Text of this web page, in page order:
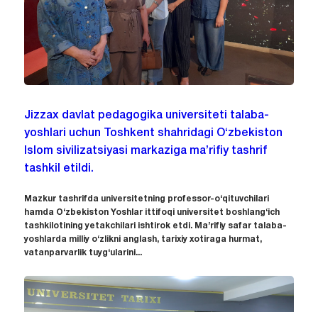
Jizzax davlat pedagogika universiteti talaba-
yoshlari uchun Toshkent shahridagi O‘zbekiston
Islom sivilizatsiyasi markaziga ma’rifiy tashrif
tashkil etildi.
Mazkur tashrifda universitetning professor-o‘qituvchilari
hamda O‘zbekiston Yoshlar ittifoqi universitet boshlang‘ich
tashkilotining yetakchilari ishtirok etdi. Ma’rifiy safar talaba-
yoshlarda milliy o‘zlikni anglash, tarixiy xotiraga hurmat,
vatanparvarlik tuyg‘ularini...